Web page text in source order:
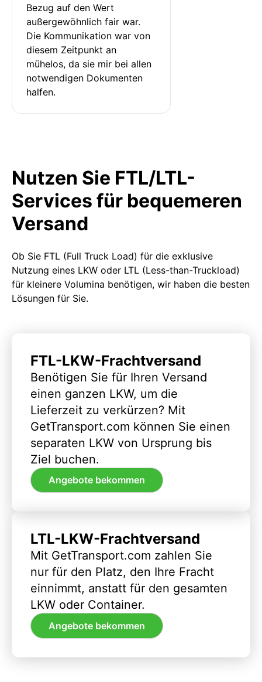
Bezug auf den Wert
außergewöhnlich fair war.
Die Kommunikation war von
diesem Zeitpunkt an
mühelos, da sie mir bei allen
notwendigen Dokumenten
halfen.
Nutzen Sie FTL/LTL-
Services für bequemeren
Versand
Ob Sie FTL (Full Truck Load) für die exklusive
Nutzung eines LKW oder LTL (Less-than-Truckload)
für kleinere Volumina benötigen, wir haben die besten
Lösungen für Sie.
FTL-LKW-Frachtversand
Benötigen Sie für Ihren Versand
einen ganzen LKW, um die
Lieferzeit zu verkürzen? Mit
GetTransport.com können Sie einen
separaten LKW von Ursprung bis
Ziel buchen.
Angebote bekommen
LTL-LKW-Frachtversand
Mit GetTransport.com zahlen Sie
nur für den Platz, den Ihre Fracht
einnimmt, anstatt für den gesamten
LKW oder Container.
Angebote bekommen